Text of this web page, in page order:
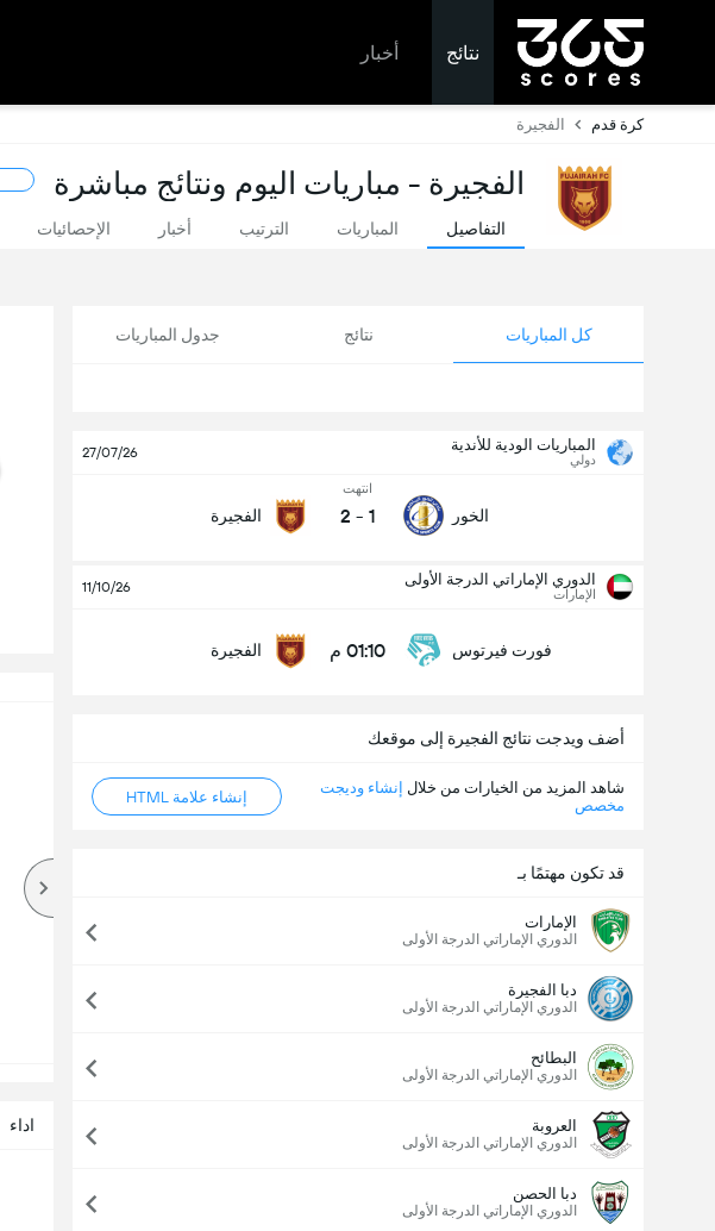
نتائج أخبار
كرة قدم الفجيرة
الفجيرة - مباريات اليوم ونتائج مباشرة
التفاصيل المباريات الترتيب أخبار الإحصائيات
كل المباريات نتائج جدول المباريات
المباريات الودية للأندية
دولي 27/07/26
الخور
انتهت
1
-
2 الفجيرة
الدوري الإماراتي الدرجة الأولى
الإمارات 11/10/26
فورت فيرتوس 01:10 م الفجيرة
أضف ويدجت نتائج الفجيرة إلى موقعك
شاهد المزيد من الخيارات من خلال إنشاء وديجت
مخصص
إنشاء علامة HTML
قد تكون مهتمًا بـ
الإمارات
الدوري الإماراتي الدرجة الأولى
دبا الفجيرة
الدوري الإماراتي الدرجة الأولى
البطائح
الدوري الإماراتي الدرجة الأولى
العروبة
الدوري الإماراتي الدرجة الأولى
دبا الحصن
الدوري الإماراتي الدرجة الأولى
فورت فيرتوس 01:10 م الفجيرة
عدد الاهداف (2.5)
أقل
اداء